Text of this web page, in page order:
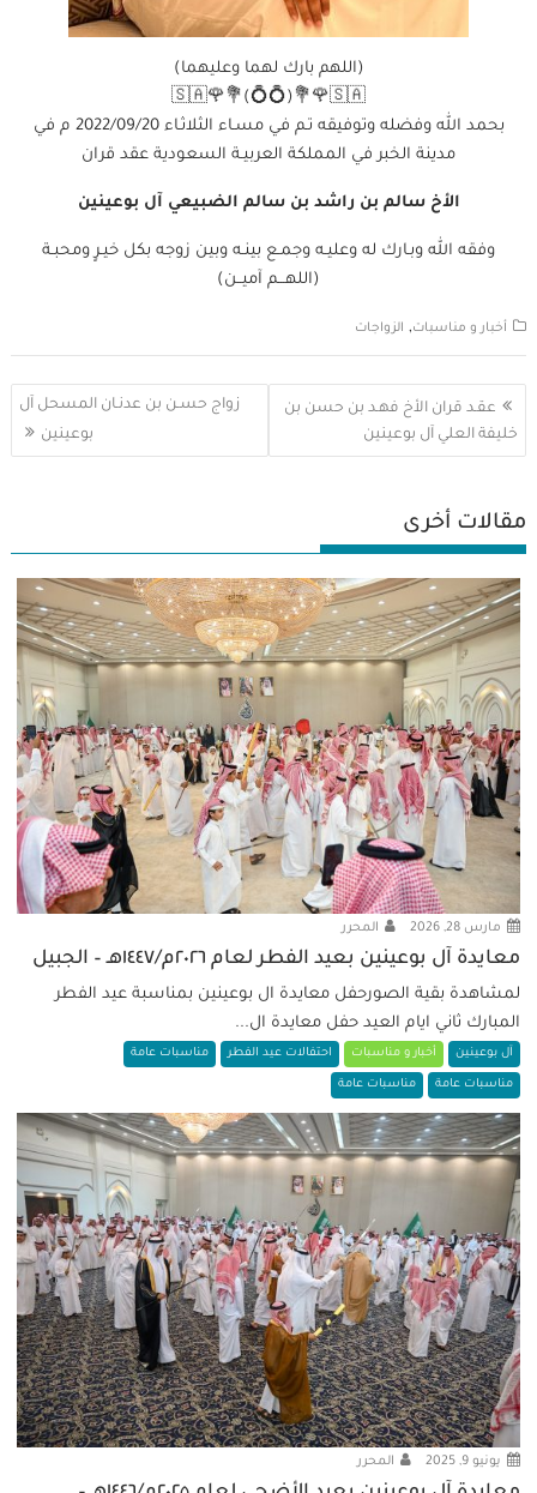
(اللهم بارك لهما وعليهما)
بحمد الله وفضله وتوفيقه تـم في مسـاء الثلاثـاء 2022/09/20 م في
مدينة الخبر في المملكة العربيـة السعودية عقد قران
الأخ سالم بن راشد بن سالم الضبيعي آل بوعينين
وفقه الله وبـارك له وعليـه وجمـع بينـه وبين زوجه بكل خيـرٍ ومحبـة
(اللهـــم آميــن)
أخبار و مناسبات, الزواجات
تصفّح
المقالات
عقـد قران الأخ فهـد بن حسن بن
خليفة العلي آل بوعينين
زواج حسـن بن عدنـان المسحل آل
بوعينين
مقالات أخرى
مارس 28, 2026 المحرر
معايدة آل بوعينين بعيد الفطر لعام ٢٠٢٦م/١٤٤٧هـ – الجبيل
لمشاهدة بقية الصورحفل معايدة ال بوعينين بمناسبة عيد الفطر
المبارك ثاني ايام العيد حفل معايدة ال...
آل بوعينين أخبار و مناسبات احتفالات عيد الفطر مناسبات عامة
مناسبات عامة مناسبات عامة
يونيو 9, 2025 المحرر